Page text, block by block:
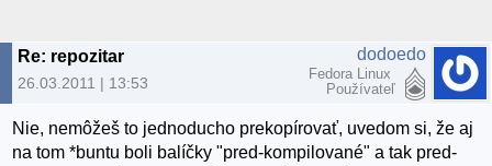
Re: repozitar
26.03.2011 | 13:53
dodoedo
Fedora Linux
Používateľ
Nie, nemôžeš to jednoducho prekopírovať, uvedom si, že aj
na tom *buntu boli balíčky "pred-kompilované" a tak pred-